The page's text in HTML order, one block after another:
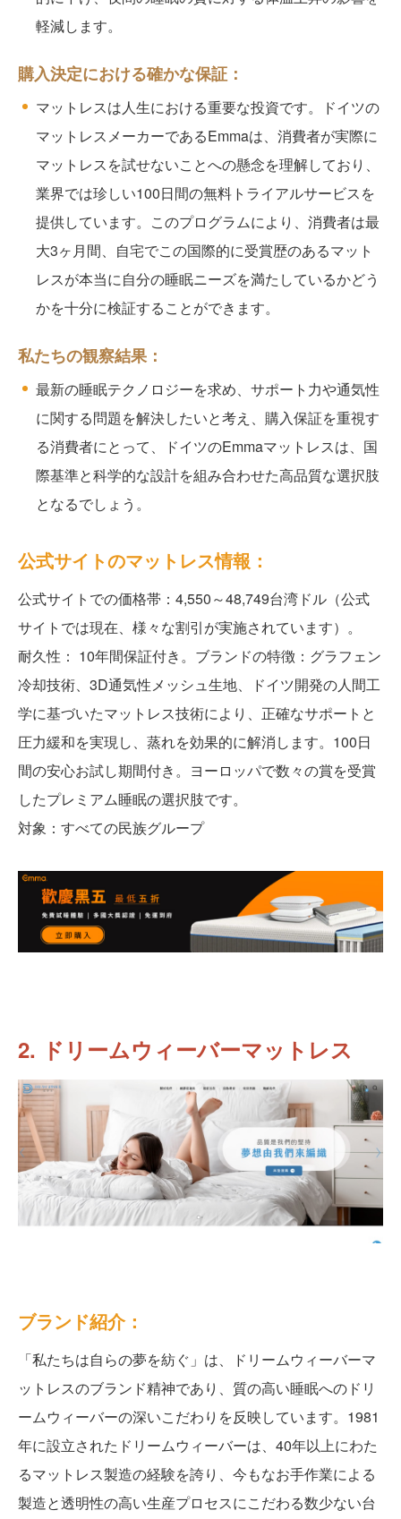
軽減します。
購入決定における確かな保証：
マットレスは人生における重要な投資です。
ドイツの
マットレスメーカーであるEmmaは、消費者が実際に
マットレスを試せないことへの懸念を理解しており、
業界では珍しい100日間の無料トライアルサービスを
提供しています。このプログラムにより、消費者は最
大3ヶ月間、自宅でこの国際的に受賞歴のあるマット
レスが本当に自分の睡眠ニーズを満たしているかどう
かを十分に検証することができます。
私たちの観察結果：
最新の睡眠テクノロジーを求め、サポート力や通気性
に関する問題を解決したいと考え、購入保証を重視す
る消費者にとって、ドイツのEmmaマットレスは、国
際基準と科学的な設計を組み合わせた高品質な選択肢
となるでしょう。
公式サイトのマットレス情報：
公式サイトでの価格帯：4,550～48,749台湾ドル（公式
サイトでは現在、様々な割引が実施されています）。
耐久性： 10年間保証付き。ブランドの特徴：グラフェン
冷却技術、3D通気性メッシュ生地、ドイツ開発の人間工
学に基づいたマットレス技術により、正確なサポートと
圧力緩和を実現し、蒸れを効果的に解消します。100日
間の安心お試し期間付き。ヨーロッパで数々の賞を受賞
したプレミアム睡眠の選択肢です。
対象：すべての民族グループ
2. ドリームウィーバーマットレス
ブランド紹介：
「私たちは自らの夢を紡ぐ」は、ドリームウィーバーマ
ットレスのブランド精神であり、質の高い睡眠へのドリ
ームウィーバーの深いこだわりを反映しています。1981
年に設立されたドリームウィーバーは、40年以上にわた
るマットレス製造の経験を誇り、今もなお手作業による
製造と透明性の高い生産プロセスにこだわる数少ない台